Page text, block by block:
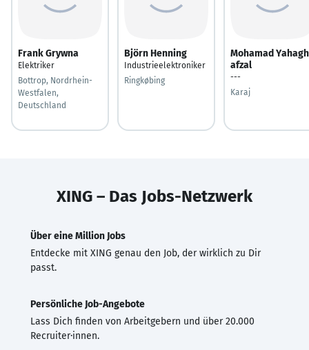
Frank Grywna
Elektriker
Bottrop, Nordrhein-
Westfalen,
Deutschland
Björn Henning
Industrieelektroniker
Ringkøbing
Mohamad
afzal
---
Karaj
XING – Das Jobs-Netzwerk
Über eine Million Jobs
Entdecke mit XING genau den Job, der wirklich zu Dir
passt.
Persönliche Job-Angebote
Lass Dich finden von Arbeitgebern und über 20.000
Recruiter·innen.